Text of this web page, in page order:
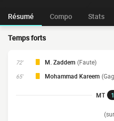
Résumé Compo Stats
Temps forts
72' M. Zaddem (Faute)
65' Mohammad Kareem
MT